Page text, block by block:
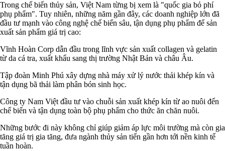
Trong chế biến thủy sản, Việt Nam từng bị xem là "quốc gia bỏ phí
phụ phẩm". Tuy nhiên, những năm gần đây, các doanh nghiệp lớn đã
đầu tư mạnh vào công nghệ chế biến sâu, tận dụng phụ phẩm để sản
xuất sản phẩm giá trị cao:
Vĩnh Hoàn Corp dẫn đầu trong lĩnh vực sản xuất collagen và gelatin
từ da cá tra, xuất khẩu sang thị trường Nhật Bản và châu Âu.
Tập đoàn Minh Phú xây dựng nhà máy xử lý nước thải khép kín và
tận dụng bã thải làm phân bón sinh học.
Công ty Nam Việt đầu tư vào chuỗi sản xuất khép kín từ ao nuôi đến
chế biến và tận dụng toàn bộ phụ phẩm cho thức ăn chăn nuôi.
Những bước đi này không chỉ giúp giảm áp lực môi trường mà còn gia
tăng giá trị gia tăng, đưa ngành thủy sản tiến gần hơn tới nền kinh tế
tuần hoàn.